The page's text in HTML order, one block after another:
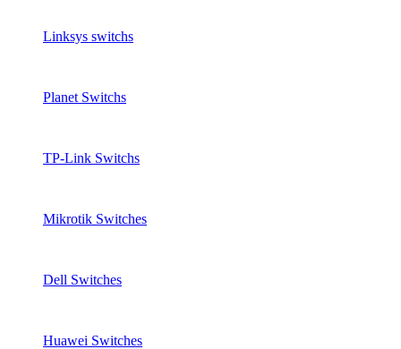
Linksys switchs
Planet Switchs
TP-Link Switchs
Mikrotik Switches
Dell Switches
Huawei Switches